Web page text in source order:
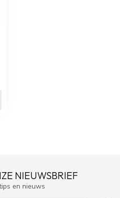
NIEUWSBRIEF
en nieuws